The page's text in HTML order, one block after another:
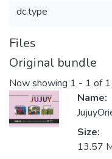
dc.type
Files
Original bundle
Now showing 1 - 1 of 1
Name:
Size:
13.57